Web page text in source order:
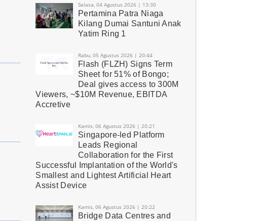
Selasa, 04 Agustus 2026 | 13:30
Pertamina Patra Niaga
Kilang Dumai Santuni Anak
Yatim Ring 1
Rabu, 05 Agustus 2026 | 20:44
Flash (FLZH) Signs Term
Sheet for 51% of Bongo;
Deal gives access to 300M
Viewers, ~$10M Revenue, EBITDA
Accretive
Kamis, 06 Agustus 2026 | 20:21
Singapore-led Platform
Leads Regional
Collaboration for the First
Successful Implantation of the World's
Smallest and Lightest Artificial Heart
Assist Device
Kamis, 06 Agustus 2026 | 20:22
Bridge Data Centres and